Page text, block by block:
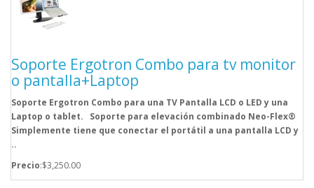
Soporte Ergotron Combo para tv monitor
o pantalla+Laptop
Soporte Ergotron Combo para una TV Pantalla LCD o LED y una
Laptop o tablet. Soporte para elevación combinado Neo-Flex®
Simplemente tiene que conectar el portátil a una pantalla LCD y
..
Precio:$3,250.00